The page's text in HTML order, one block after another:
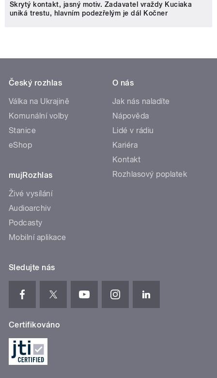
Skrytý kontakt, jasný motiv. Zadavatel vraždy Kuciaka
uniká trestu, hlavním podezřelým je dál Kočner
Český rozhlas
Válka na Ukrajině
Komunální volby
Stanice
eShop
mujRozhlas
Živé vysílání
Audioarchiv
Podcasty
Mobilní aplikace
O nás
Jak nás naladíte
Nápověda
Lidé v rádiu
Kariéra
Kontakt
Rozhlasový poplatek
Sledujte nás
Certifikováno